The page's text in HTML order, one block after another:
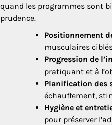
quand les programmes sont
prudence.
Positionnement
musculaires
Progression de
pratiquant et à
Planification des
échauffement,
Hygiène et
pour préserver